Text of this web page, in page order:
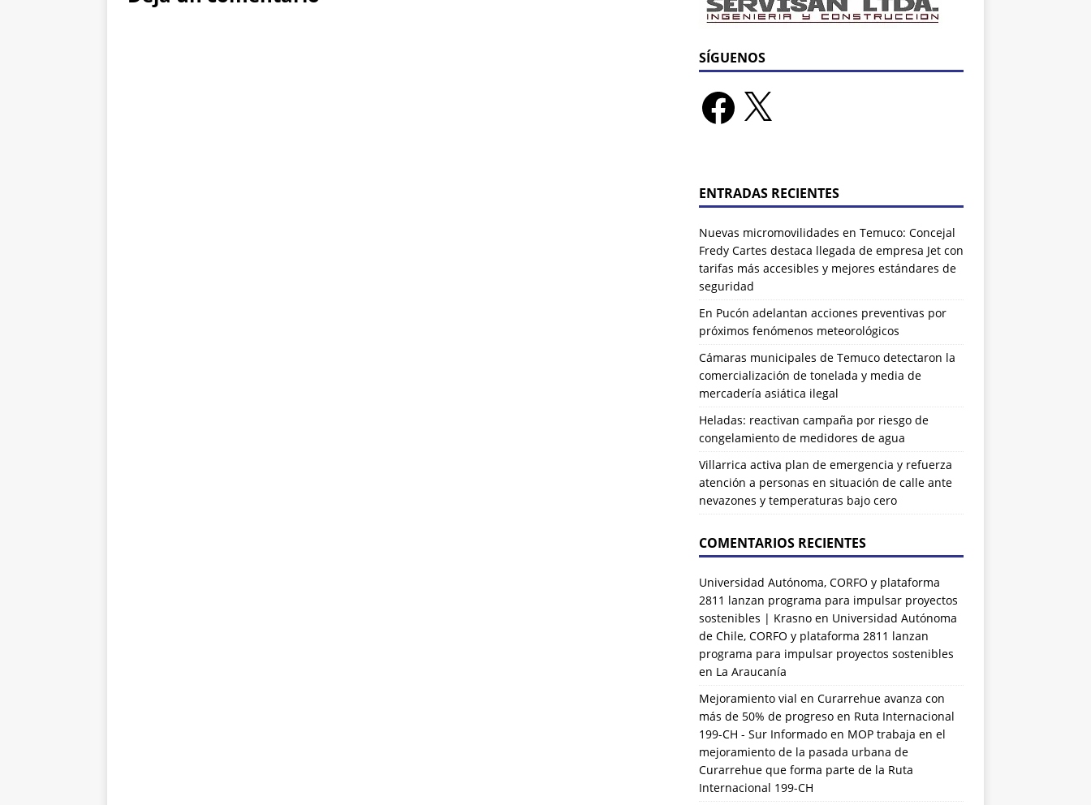
SÍGUENOS
ENTRADAS RECIENTES
Nuevas micromovilidades en Temuco: Concejal
Fredy Cartes destaca llegada de empresa Jet con
tarifas más accesibles y mejores estándares de
seguridad
En Pucón adelantan acciones preventivas por
próximos fenómenos meteorológicos
Cámaras municipales de Temuco detectaron la
comercialización de tonelada y media de
mercadería asiática ilegal
Heladas: reactivan campaña por riesgo de
congelamiento de medidores de agua
Villarrica activa plan de emergencia y refuerza
atención a personas en situación de calle ante
nevazones y temperaturas bajo cero
COMENTARIOS RECIENTES
Universidad Autónoma, CORFO y plataforma
2811 lanzan programa para impulsar proyectos
sostenibles | Krasnoen Universidad Autónoma
de Chile, CORFO y plataforma 2811 lanzan
programa para impulsar proyectos sostenibles
en La Araucanía
Mejoramiento vial en Curarrehue avanza con
más de 50% de progreso en Ruta Internacional
199-CH - Sur Informadoen MOP trabaja en el
mejoramiento de la pasada urbana de
Curarrehue que forma parte de la Ruta
Internacional 199-CH